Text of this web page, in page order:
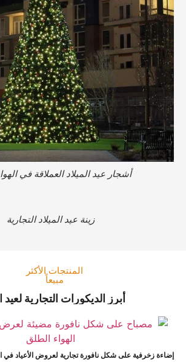
أشجار عيد الميلاد العملاقة في الهواء
زينة عيد الميلاد التجارية
المنتجات الأكثر
مبيعاً
أبرز الديكورات التجارية لعيد
زخرفية على شكل نافورة تجارية لعروض الأعياد في